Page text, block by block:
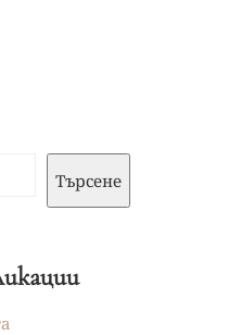
Търсене